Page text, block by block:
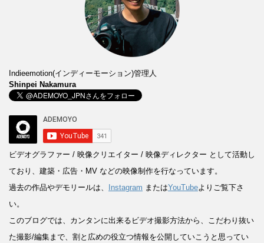
Indieemotion(インディーモーション)管理人
Shinpei Nakamura
ビデオグラファー / 映像クリエイター / 映像ディレクター として活動し
ており、建築・広告・MV などの映像制作を行なっています。
過去の作品やデモリールは、
Instagram またはYouTubeよりご覧下さ
い。
このブログでは、カンタンに出来るビデオ撮影方法から、こだわり抜い
た撮影/編集まで、割と広めの役立つ情報を公開していこうと思ってい